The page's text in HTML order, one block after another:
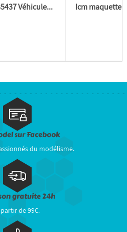
Véhicule... Icm maquette
sur Facebook
du modélisme.
gratuite 24h
de 99€.